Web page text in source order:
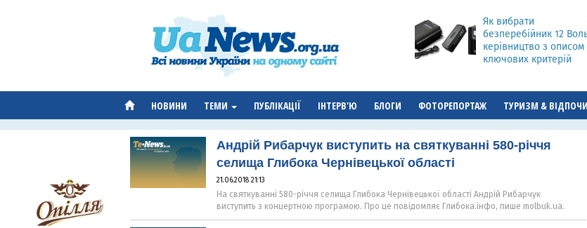
Як вибрати
безперебійник 12
керівництво з описом
ключових критерій
НОВИНИ ТЕМИ ПУБЛІКАЦІЇ ІНТЕРВ'Ю БЛОГИ ФОТОРЕПОРТАЖ ТУРИЗМ &
Андрій Рибарчук виступить на святкуванні 580-річчя
селища Глибока Чернівецької області
21.06.2018 21:13
На святкуванні 580-річчя селища Глибока Чернівецької області Андрій Рибарчук
виступить з концертною програмою. Про це повідомляє Глибока.інфо, пише molbuk.ua.